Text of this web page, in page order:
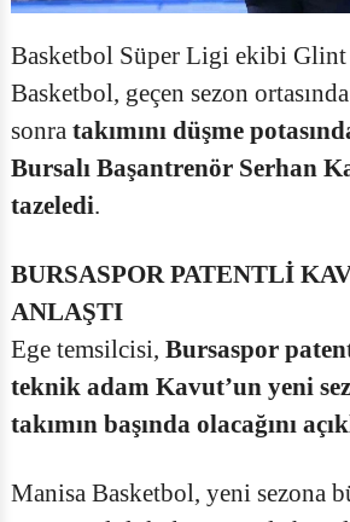
Basketbol Süper Ligi ekibi Glint
Basketbol, geçen sezon
sonra takımını düşme
Bursalı Başantrenör Serhan
tazeledi.
BURSASPOR PATENTLİ
ANLAŞTI
Ege temsilcisi, Bursaspor
teknik adam Kavut’un yeni
takımın başında olacağını
Manisa Basketbol, yeni sezona